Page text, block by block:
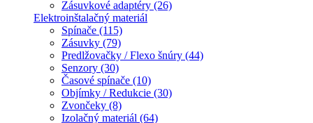
Zásuvkové adaptéry (26)
Elektroinštalačný materiál
Spínače (115)
Zásuvky (79)
Predlžovačky / Flexo šnúry (44)
Senzory (30)
Časové spínače (10)
Objímky / Redukcie (30)
Zvončeky (8)
Izolačný materiál (64)